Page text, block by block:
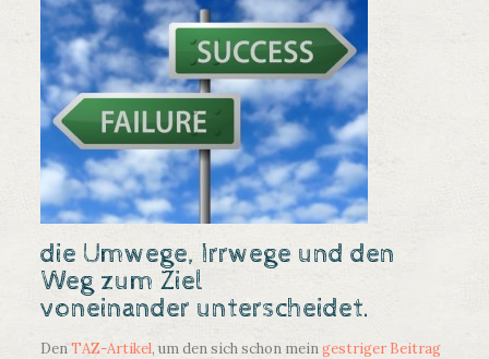
die Umwege, Irrwege und den
Weg zum Ziel
voneinander unterscheidet.
DenTAZ-Artikel, um den sich schon meingestriger Beitrag